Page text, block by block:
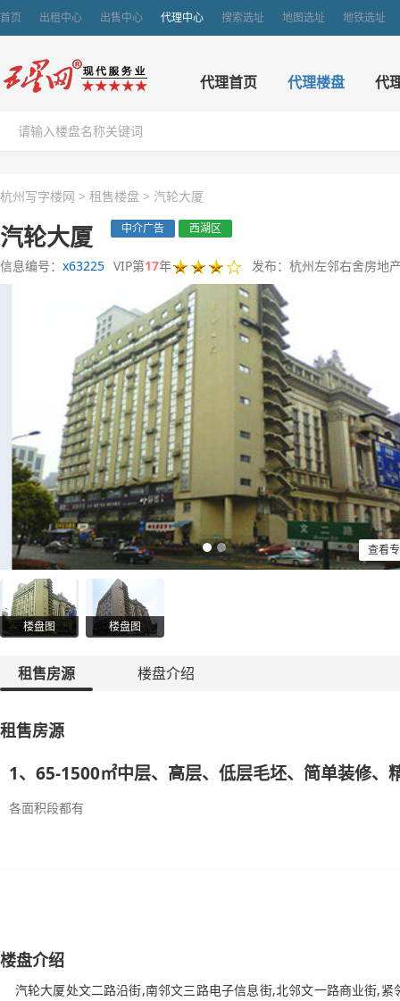
首页 出租中心 出售中心 代理中心 搜索选址 地图选址 地铁选址
代理首页 代理楼盘 代
杭州写字楼网 > 租售楼盘 > 汽轮大厦
汽轮大厦 中介广告 西湖区
信息编号： x63225 VIP第17年 发布：杭州左邻右舍房地
查看
楼盘图 楼盘图
租售房源 楼盘介绍
租售房源
1、65-1500㎡中层、高层、低层毛坯、简单装修、
各面积段都有
楼盘介绍
汽轮大厦处文二路沿街,南邻文三路电子信息街,北邻文一路商业街,